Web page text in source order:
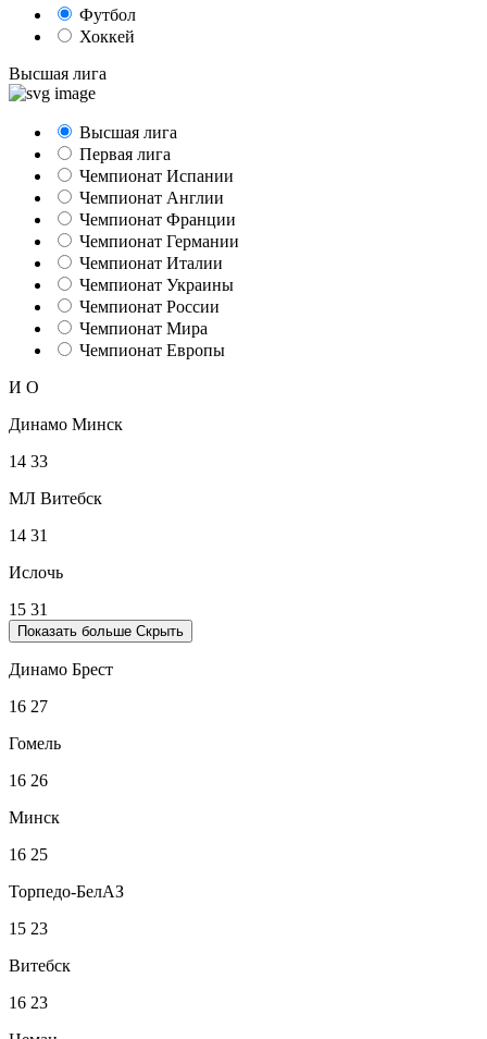
Футбол
Хоккей
Высшая лига
Высшая лига
Первая лига
Чемпионат Испании
Чемпионат Англии
Чемпионат Франции
Чемпионат Германии
Чемпионат Италии
Чемпионат Украины
Чемпионат России
Чемпионат Мира
Чемпионат Европы
И О
Динамо Минск
14 33
МЛ Витебск
14 31
Ислочь
15 31
Показать больше Скрыть
Динамо Брест
16 27
Гомель
16 26
Минск
16 25
Торпедо-БелАЗ
15 23
Витебск
16 23